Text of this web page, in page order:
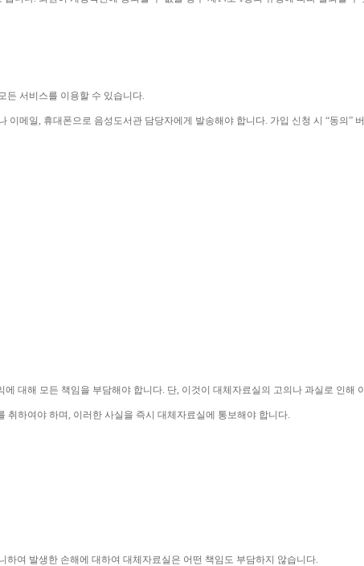
든 서비스를 이용할 수 있습니다.
이메일 , 휴대폰으로 음성도서관 담당자에게 발송해야 합니다. 가입 신청 시 “동의 ”
에 대해 모든 책임을 부담해야 합니다. 단, 이것이 대체자료실의 고의나 과실로 인해
취하여야 하며, 이러한 사실을 즉시 대체자료실에 통보해야 합니다.
하여 발생한 손해에 대하여 대체자료실은 어떤 책임도 부담하지 않습니다.